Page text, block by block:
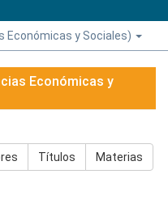
Económicas y Sociales)
Económicas y
Títulos Materias